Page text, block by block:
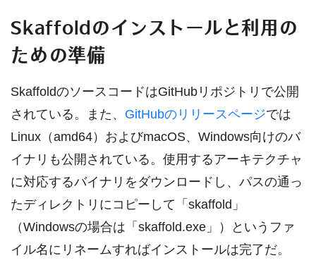
Skaffoldのインストールと利用の
ための準備
SkaffoldのソースコードはGitHubリポジトリで公開
されている。また、 GitHubのリリースページでは
Linux（amd64）およびmacOS、Windows向けのバ
イナリも公開されている。使用するアーキテクチャ
に対応するバイナリをダウンロードし、パスの通っ
たディレクトリにコピーして「skaffold」
（Windowsの場合は「skaffold.exe」）というファ
イル名にリネームすればインストールは完了だ。